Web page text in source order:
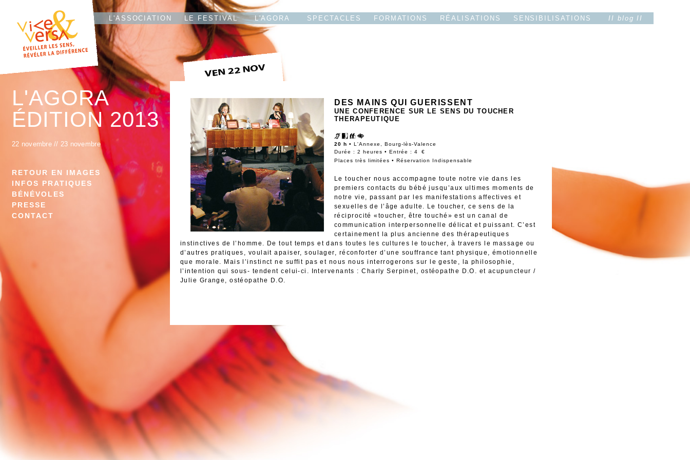
L'T L'ASSOCIATION LE FESTIVAL L'AGORA SPECTACLES FORMATIONS RÉALISATIONS SENSIBILISATIONS II blog II
L'AGORA
ÉDITION 2013
22 novembre// 23 novembre
RETOUR EN IMAGES
INFOS PRATIQUES
BÉNÉVOLES
PRESSE
CONTACT
DES MAINS QUI GUERISSENT
UNE CONFERENCE SUR LE SENS DU TOUCHER
THERAPEUTIQUE
20 h • L'Annexe, Bourg-lès-Valence
Durée : 2 heures • Entrée : 4 €
Places très limitées • Réservation Indispensable
Le toucher nous accompagne toute notre vie dans les
premiers contacts du bébé jusqu’aux ultimes moments de
notre vie, passant par les manifestations affectives et
sexuelles de l’âge adulte. Le toucher, ce sens de la
réciprocité «toucher, être touché» est un canal de
communication interpersonnelle délicat et puissant. C’est
certainement la plus ancienne des thérapeutiques
instinctives de l’homme. De tout temps et dans toutes les cultures le toucher, à travers le massage ou
d’autres pratiques, voulait apaiser, soulager, réconforter d’une souffrance tant physique, émotionnelle
que morale. Mais l’instinct ne suffit pas et nous nous interrogerons sur le geste, la philosophie,
l’intention qui sous- tendent celui-ci. Intervenants : Charly Serpinet, ostéopathe D.O. et acupuncteur /
Julie Grange, ostéopathe D.O.